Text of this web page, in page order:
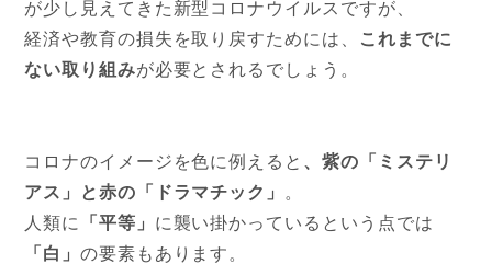
が少し見えてきた新型コロナウイルスですが、
経済や教育の損失を取り戻すためには、
これまでに
ない取り組みが必要とされるでしょう。
コロナのイメージを色に例えると 、紫の「ミステリ
アス」と赤の「ドラマチック」
。
人類に
「平等」 に襲い掛かっているという点では
「白」 の要素もあります。